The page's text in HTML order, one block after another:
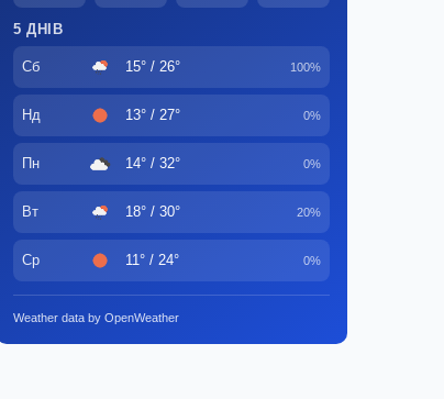
5 ДНІВ
Сб 15° / 26° 100%
Нд 13° / 27° 0%
Пн 14° / 32° 0%
Вт 18° / 30° 20%
Ср 11° / 24° 0%
Weather data by OpenWeather